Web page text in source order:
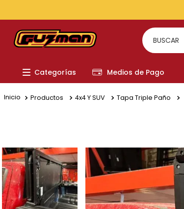
BUSCAR
Categorías Medios de Pago
Productos 4x4 Y SUV Tapa Triple Paño